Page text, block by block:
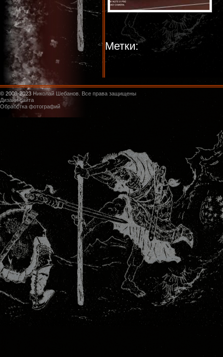
Метки:
© 2009-2023 Николай Шебанов. Все права защищены
Дизайн сайта
Обработка фотографий